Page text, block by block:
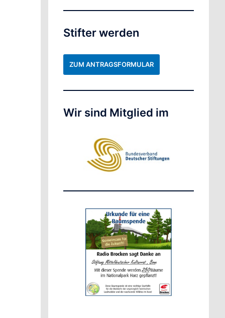
Stifter werden
ZUM ANTRAGSFORMULAR
Wir sind Mitglied im